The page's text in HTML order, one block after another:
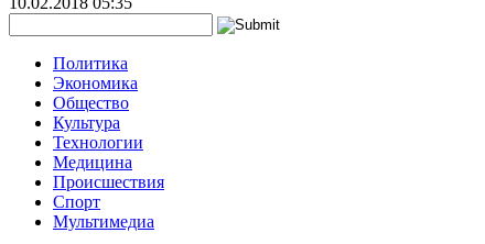
Политика
Экономика
Общество
Культура
Технологии
Медицина
Происшествия
Спорт
Мультимедиа